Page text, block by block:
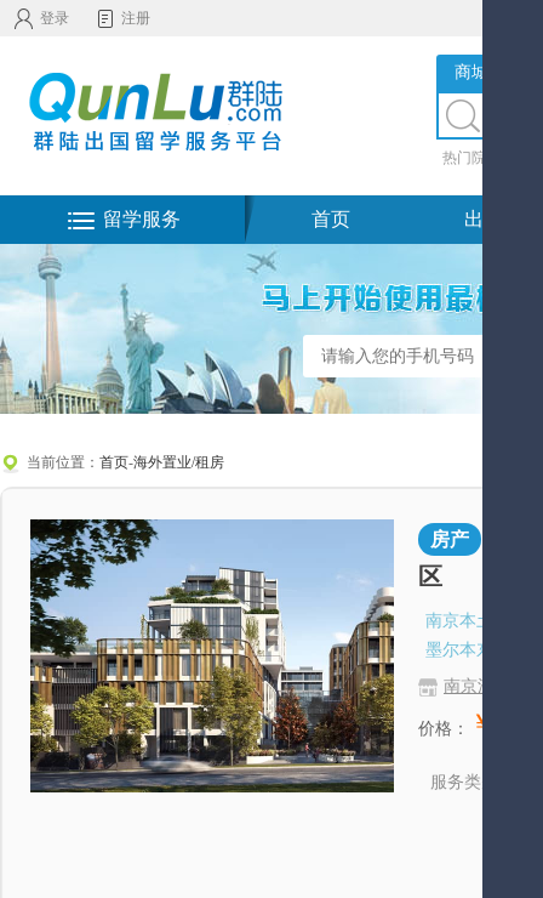
登录 注册
商城服务
热门院校
留学服务 首页 出国留学
当前位置： 首页-海外置业/租房
房产
区
南京本土房企
墨尔本东南富
南京澳若思
价格： ￥
服务类别